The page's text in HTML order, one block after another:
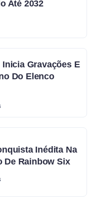
Até 2032
Inicia Gravações E
Do Elenco
Inédita Na
De Rainbow Six